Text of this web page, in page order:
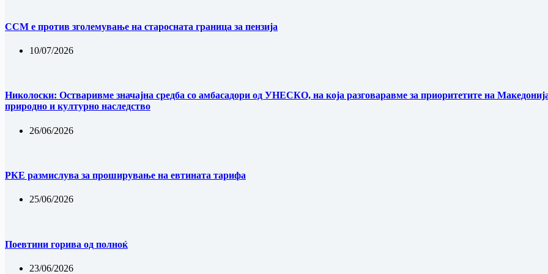
ССМ е против зголемување на старосната граница за пензија
10/07/2026
Николоски: Остваривме значајна средба со амбасадори од УНЕСКО, на која разговаравме за приоритетите на
природно и културно наследство
26/06/2026
РКЕ размислува за проширување на евтината тарифа
25/06/2026
Поевтини горива од полноќ
23/06/2026